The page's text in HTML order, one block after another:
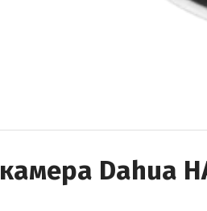
Dahua